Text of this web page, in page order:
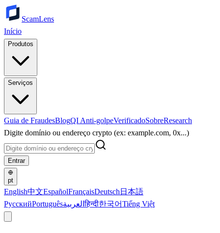
ScamLens
Início
Produtos
Serviços
Guia de FraudesBlogQI Anti-golpeVerificadoSobreResearch
Digite domínio ou endereço crypto (ex: example.com, 0x...)
Entrar
pt
English中文EspañolFrançaisDeutsch 日本語
РусскийPortuguêsالعربيةहिन्दी한국어Tiếng Việt